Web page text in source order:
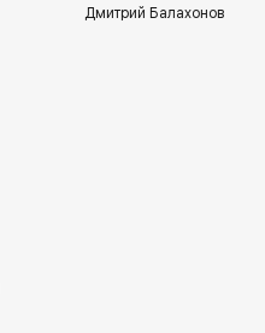
Дмитрий Балахонов